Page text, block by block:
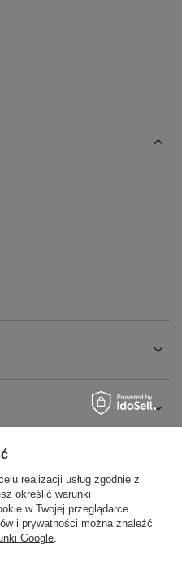
realizacji usług zgodnie z
określić warunki
w Twojej przeglądarce.
i prywatności można znaleźć
Google.